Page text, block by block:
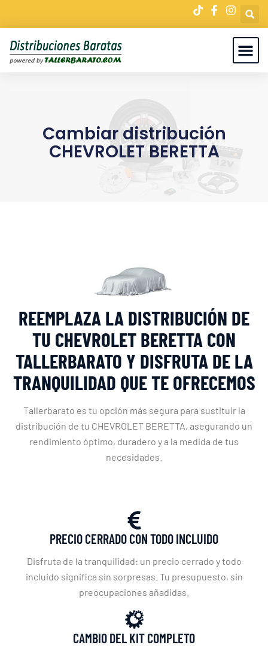
Cambiar distribución
CHEVROLET BERETTA
REEMPLAZA LA DISTRIBUCIÓN DE
TU CHEVROLET BERETTA CON
TALLERBARATO Y DISFRUTA DE LA
TRANQUILIDAD QUE TE OFRECEMOS
Tallerbarato es tu opción más segura para sustituir la
distribución de tu CHEVROLET BERETTA, asegurando un
rendimiento óptimo, duradero y a la medida de tus
necesidades.
PRECIO CERRADO CON TODO INCLUIDO
Disfruta de la tranquilidad: un precio cerrado y todo
incluido significa sin sorpresas. Tu presupuesto, sin
preocupaciones añadidas.
CAMBIO DEL KIT COMPLETO